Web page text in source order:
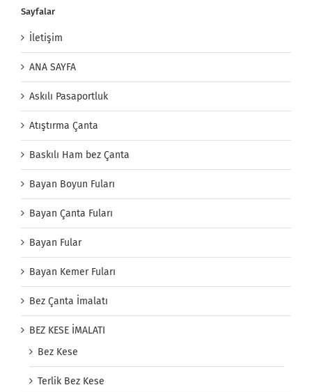
Sayfalar
İletişim
ANA SAYFA
Askılı Pasaportluk
Atıştırma Çanta
Baskılı Ham bez Çanta
Bayan Boyun Fuları
Bayan Çanta Fuları
Bayan Fular
Bayan Kemer Fuları
Bez Çanta İmalatı
BEZ KESE İMALATI
Bez Kese
Terlik Bez Kese